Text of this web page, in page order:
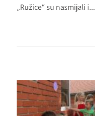
„Ružice“ su nasmijali i...